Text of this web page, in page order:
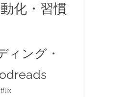
化・習慣
ィング・